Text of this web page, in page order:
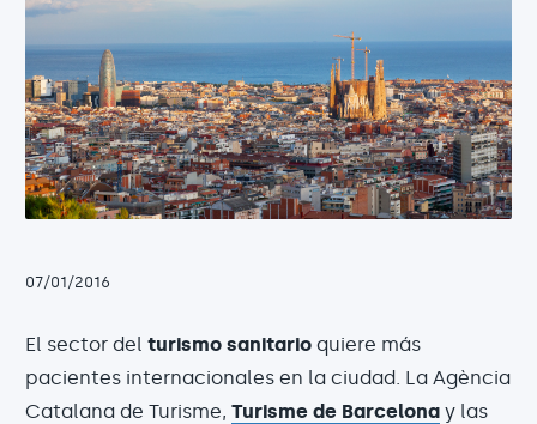
07/01/2016
El sector del turismo sanitario quiere más
pacientes internacionales en la ciudad. La Agència
Catalana de Turisme, Turisme de Barcelona y las